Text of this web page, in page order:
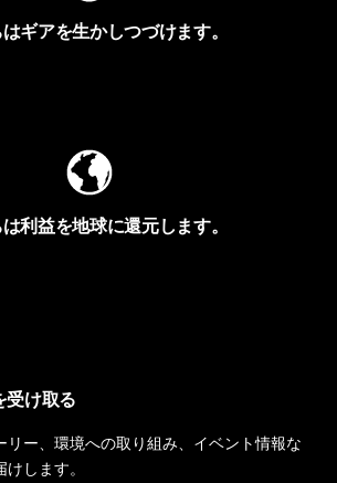
ギアを生かしつづけます。
利益を地球に還元します。
受け取る
リー、環境への取り組み、イベント情報な
します。